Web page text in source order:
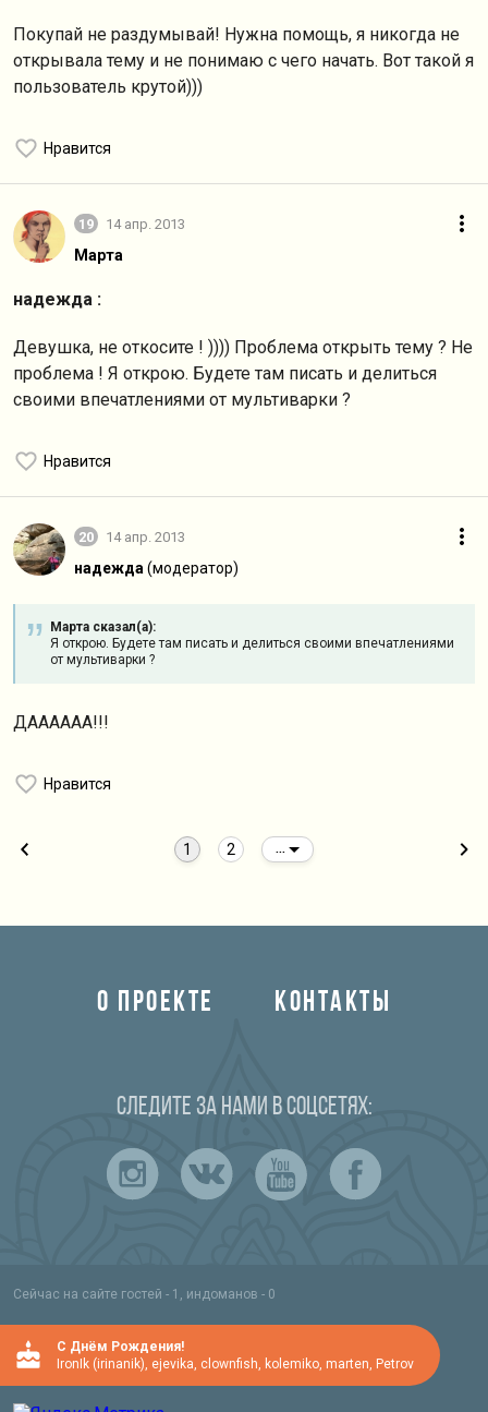
Покупай не раздумывай! Нужна помощь, я никогда не
открывала тему и не понимаю с чего начать. Вот такой я
пользователь крутой)))
Нравится
19 14 апр. 2013
Марта
надежда :
Девушка, не откосите ! )))) Проблема открыть тему ? Не
проблема ! Я открою. Будете там писать и делиться
своими впечатлениями от мультиварки ?
Нравится
20 14 апр. 2013
надежда (модератор)
Марта сказал(а):
Я открою. Будете там писать и делиться своими впечатлениями
от мультиварки ?
ДАААААА!!!
Нравится
1 2
О ПРОЕКТЕ КОНТАКТЫ
Следите за нами в соцсетях:
Сейчас на сайте гостей - 1, индоманов - 0
C Днём Рождения!
IronIk (irinanik), ejevika, clownfish, kolemiko, marten, Petrov